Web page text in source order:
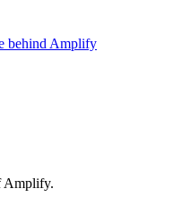
behind Amplify
Amplify.